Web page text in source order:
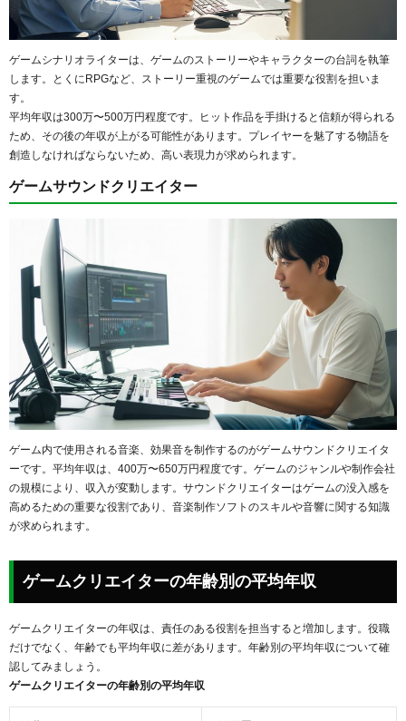
ゲームシナリオライターは、ゲームのストーリーやキャラクターの台詞を執筆
します。とくにRPGなど、ストーリー重視のゲームでは重要な役割を担いま
す。
平均年収は300万〜500万円程度です。ヒット作品を手掛けると信頼が得られる
ため、その後の年収が上がる可能性があります。プレイヤーを魅了する物語を
創造しなければならないため、高い表現力が求められます。
ゲームサウンドクリエイター
ゲーム内で使用される音楽、効果音を制作するのがゲームサウンドクリエイタ
ーです。平均年収は、400万〜650万円程度です。ゲームのジャンルや制作会社
の規模により、収入が変動します。サウンドクリエイターはゲームの没入感を
高めるための重要な役割であり、音楽制作ソフトのスキルや音響に関する知識
が求められます。
ゲームクリエイターの年齢別の平均年収
ゲームクリエイターの年収は、責任のある役割を担当すると増加します。役職
だけでなく、年齢でも平均年収に差があります。年齢別の平均年収について確
認してみましょう。
ゲームクリエイターの年齢別の平均年収